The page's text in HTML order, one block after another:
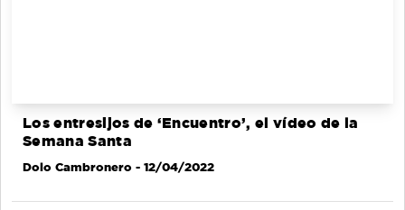
Los entresijos de ‘Encuentro’, el vídeo de la
Semana Santa
Dolo Cambronero - 12/04/2022